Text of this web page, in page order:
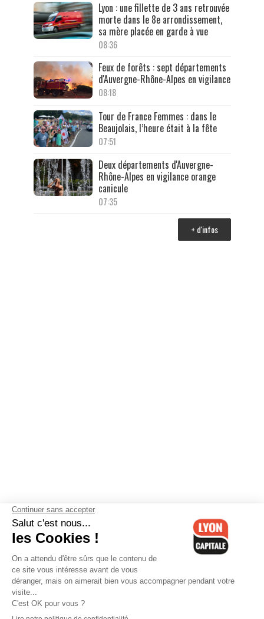
Lyon : une fillette de 3 ans retrouvée
morte dans le 8e arrondissement,
sa mère placée en garde à vue
08:36
Feux de forêts : sept départements
d'Auvergne-Rhône-Alpes en vigilance
08:18
Tour de France Femmes : dans le
Beaujolais, l’heure était à la fête
07:51
Deux départements d'Auvergne-
Rhône-Alpes en vigilance orange
canicule
07:35
+ d'infos